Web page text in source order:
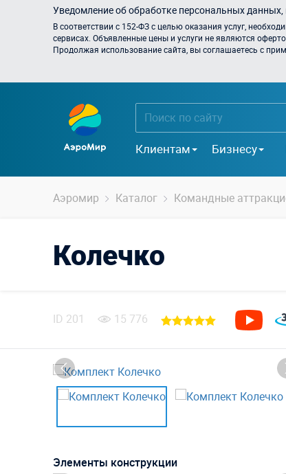
Уведомление об обработке персональных
В соответствии с 152-ФЗ с целью оказания услуг,
сервисах. Объявленные цены и услуги не являются
Продолжая использование сайта, вы соглашаетесь с
Клиентам Бизнесу
Аэромир Каталог Командные
Колечко
ID 201 15 776
Элементы конструкции